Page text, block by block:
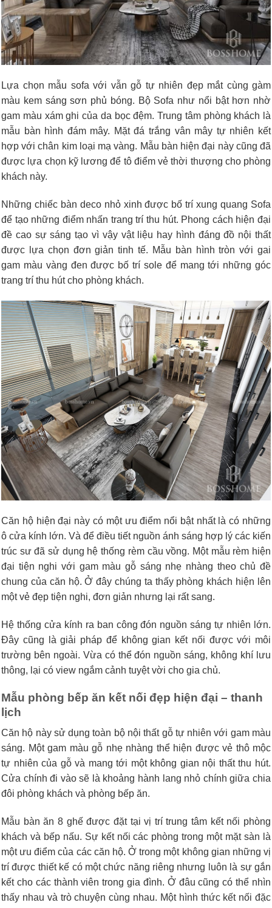
Lựa chọn mẫu sofa với vẫn gỗ tự nhiên đẹp mắt cùng gàm
màu kem sáng sơn phủ bóng. Bộ Sofa như nổi bật hơn nhờ
gam màu xám ghi của da bọc đệm. Trung tâm phòng khách là
mẫu bàn hình đám mây. Mặt đá trắng vân mây tự nhiên kết
hợp với chân kim loại mạ vàng. Mẫu bàn hiện đại này cũng đã
được lựa chọn kỹ lương để tô điểm vẻ thời thượng cho phòng
khách này.
Những chiếc bàn deco nhỏ xinh được bố trí xung quang Sofa
để tạo những điểm nhấn trang trí thu hút. Phong cách hiện đại
đề cao sự sáng tạo vì vậy vật liệu hay hình đáng đồ nội thất
được lựa chọn đơn giản tinh tế. Mẫu bàn hình tròn với gai
gam màu vàng đen được bố trí sole để mang tới những góc
trang trí thu hút cho phòng khách.
Căn hộ hiện đại này có một ưu điểm nổi bật nhất là có những
ô cửa kính lớn. Và để điều tiết nguồn ánh sáng hợp lý các kiến
trúc sư đã sử dụng hệ thống rèm cầu vồng. Một mẫu rèm hiện
đại tiện nghi với gam màu gỗ sáng nhẹ nhàng theo chủ đề
chung của căn hộ. Ở đây chúng ta thấy phòng khách hiện lên
một vẻ đẹp tiện nghi, đơn giản nhưng lại rất sang.
Hệ thống cửa kính ra ban công đón nguồn sáng tự nhiên lớn.
Đây cũng là giải pháp để không gian kết nối được với môi
trường bên ngoài. Vừa có thể đón nguồn sáng, không khí lưu
thông, lại có view ngắm cảnh tuyệt vời cho gia chủ.
Mẫu phòng bếp ăn kết nối đẹp hiện đại – thanh
lịch
Căn hộ này sử dụng toàn bộ nội thất gỗ tự nhiên với gam màu
sáng. Một gam màu gỗ nhẹ nhàng thể hiện được vẻ thô mộc
tự nhiên của gỗ và mang tới một không gian nội thất thu hút.
Cửa chính đi vào sẽ là khoảng hành lang nhỏ chính giữa chia
đôi phòng khách và phòng bếp ăn.
Mẫu bàn ăn 8 ghế được đặt tại vị trí trung tâm kết nối phòng
khách và bếp nấu. Sự kết nối các phòng trong một mặt sàn là
một ưu điểm của các căn hộ. Ở trong một không gian những vị
trí được thiết kế có một chức năng riêng nhưng luôn là sự gắn
kết cho các thành viên trong gia đình. Ở đâu cũng có thể nhìn
thấy nhau và trò chuyện cùng nhau. Một hình thức kết nối đặc